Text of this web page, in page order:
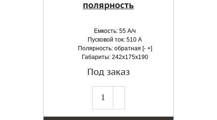
полярность
Емкость: 55 А/ч
Пусковой ток: 510 А
Полярность: обратная [- +]
Габариты: 242x175x190
Под заказ